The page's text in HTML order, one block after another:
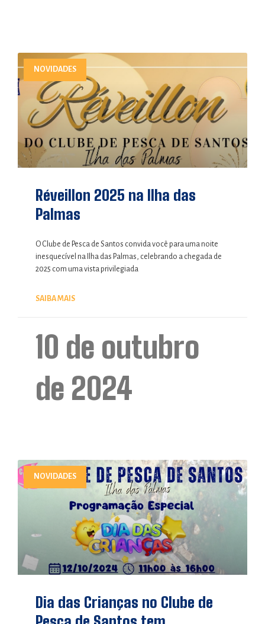
NOVIDADES
Réveillon 2025 na Ilha das
Palmas
O Clube de Pesca de Santos convida você para uma noite
inesquecível na Ilha das Palmas, celebrando a chegada de
2025 com uma vista privilegiada
SAIBA MAIS
10 de outubro
de 2024
NOVIDADES
Dia das Crianças no Clube de